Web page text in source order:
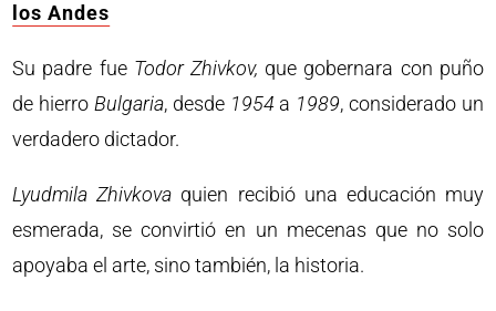
los Andes
Su padre fue Todor Zhivkov, que gobernara con puño
de hierro Bulgaria, desde 1954a 1989, considerado un
verdadero dictador.
Lyudmila Zhivkova quien recibió una educación muy
esmerada, se convirtió en un mecenas que no solo
apoyaba el arte, sino también, la historia.